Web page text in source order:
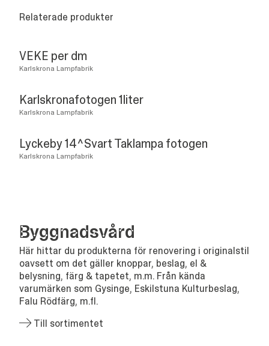
Relaterade produkter
VEKE per dm
Karlskrona Lampfabrik
Karlskronafotogen 1liter
Karlskrona Lampfabrik
Lyckeby 14^Svart Taklampa fotogen
Karlskrona Lampfabrik
Bygg­nads­vård
Här hittar du produkterna för renovering i originalstil
oavsett om det gäller knoppar, beslag, el &
belysning, färg & tapetet, m.m. Från kända
varumärken som Gysinge, Eskilstuna Kulturbeslag,
Falu Rödfärg, m.fl.
Till sortimentet